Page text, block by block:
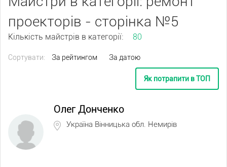
проекторів - сторінка №5
Кількість майстрів в категорії: 80
Сортувати: За рейтингом За датою
Як потрапити в ТОП
Олег Донченко
Україна Вінницька обл. Немирів